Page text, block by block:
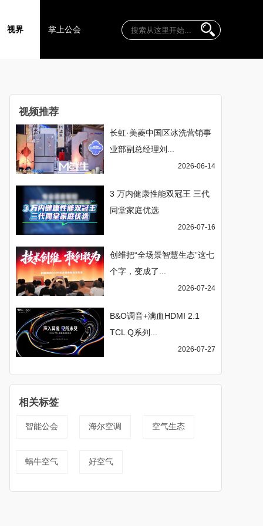
视界 掌上公会
视频推荐
长虹·美菱中国区冰洗营销事
业部副总经理刘...
2026-06-14
3 万内健康性能双冠王 三代
同堂家庭优选
2026-07-16
创维把“全场景智慧生态”这七
个字，变成了...
2026-07-24
B&O调音+满血HDMI 2.1
TCL Q系列...
2026-07-27
相关标签
智能公会 海尔空调 空气生态
蜗牛空气 好空气